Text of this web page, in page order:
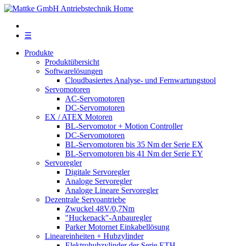
☰
Produkte
Produktübersicht
Softwarelösungen
Cloudbasiertes Analyse- und Fernwartungstool
Servomotoren
AC-Servomotoren
DC-Servomotoren
EX / ATEX Motoren
BL-Servomotor + Motion Controller
DC-Servomotoren
BL-Servomotoren bis 35 Nm der Serie EX
BL-Servomotoren bis 41 Nm der Serie EY
Servoregler
Digitale Servoregler
Analoge Servoregler
Analoge Lineare Servoregler
Dezentrale Servoantriebe
Zwuckel 48V/0,7Nm
"Huckepack"-Anbauregler
Parker Motornet Einkabellösung
Lineareinheiten + Hubzylinder